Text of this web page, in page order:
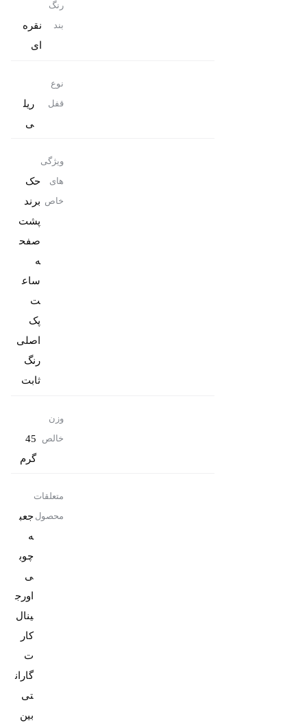
رنگ
بند
نقره
ای
نوع
قفل
ریل
ی
ویژگی
های
خاص
حک
برند
پشت
صفح
ه
ساع
پک
رنگ
ثابت
وزن
خالص
45
گرم
متعلقات
محصول جعب
ه
چوب
ی
اورج
کار
ت
گاران
تی
بین